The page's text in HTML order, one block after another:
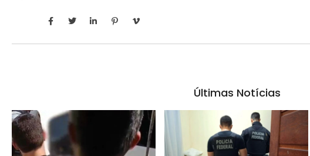
Últimas Notícias